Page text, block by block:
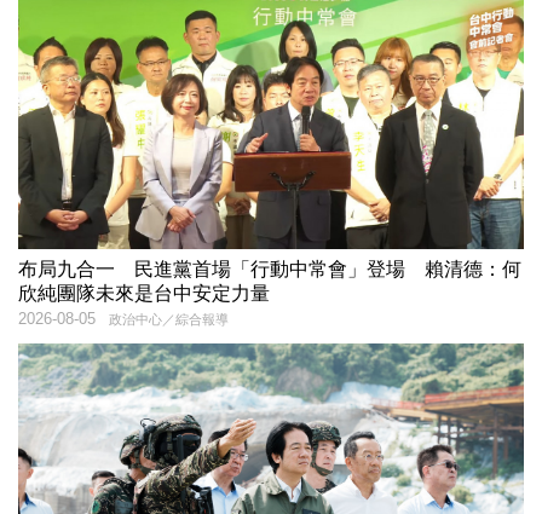
布局九合一 民進黨首場「行動中常會」登場 賴清德：何
欣純團隊未來是台中安定力量
政治中心／綜合報導
2026-08-05